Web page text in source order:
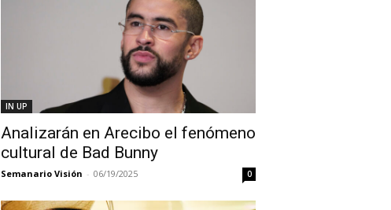
IN UP
Analizarán en Arecibo el fenómeno
cultural de Bad Bunny
Semanario Visión - 06/19/2025 0